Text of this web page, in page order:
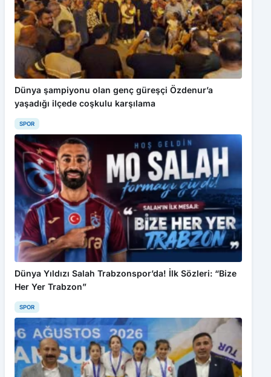
Dünya şampiyonu olan genç güreşçi Özdenur’a
yaşadığı ilçede coşkulu karşılama
SPOR
Dünya Yıldızı Salah Trabzonspor’da! İlk Sözleri: “Bize
Her Yer Trabzon”
SPOR